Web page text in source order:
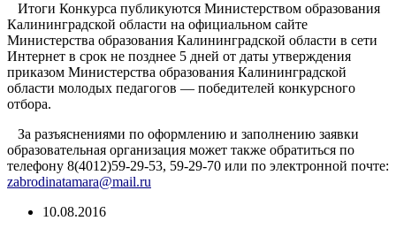
Итоги Конкурса публикуются Министерством образования
Калининградской области на официальном сайте
Министерства образования Калининградской области в сети
Интернет в срок не позднее 5 дней от даты утверждения
приказом Министерства образования Калининградской
области молодых педагогов — победителей конкурсного
отбора.
За разъяснениями по оформлению и заполнению заявки
образовательная организация может также обратиться по
телефону 8(4012)59-29-53, 59-29-70 или по электронной почте:
zabrodinatamara@mail.ru
10.08.2016